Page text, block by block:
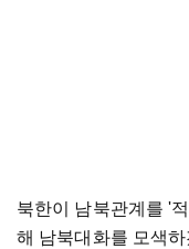
북한이 남북관계를 '
해 남북대화를 모색